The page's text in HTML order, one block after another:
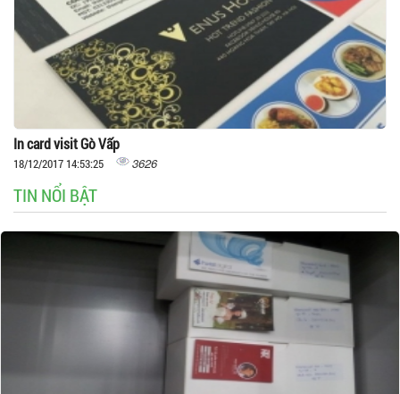
In card visit Gò Vấp
18/12/2017 14:53:25 3626
TIN NỔI BẬT